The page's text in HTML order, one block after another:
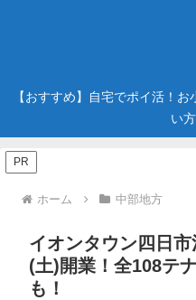
【おすすめ】自宅でポイ活！
い
PR
ホーム 中部地方
イオンタウン四日
(土)開業！全108テ
も！